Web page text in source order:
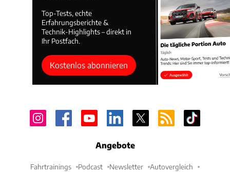
Top-Tests, echte
Erfahrungsberichte &
Technik-Highlights – direkt in
Ihr Postfach.
Kostenlos abonnieren
Angebote
Fahrtrainings Podcast Newsletter Autovergleich